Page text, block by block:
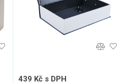
439 Kč s DPH